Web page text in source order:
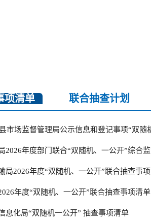
于2025年养老服务领域“双​随机、一公开”
项清单 联合抽查计划
市场监督管理局公示信息和登记事项“双随
2026年度部门联合“双随机、一公开”综合
局2026年度“双随机、一公开”联合抽查事
年度“双随机、一公开”联合抽查事项清单
息化局“双随机一公开” 抽查事项清单